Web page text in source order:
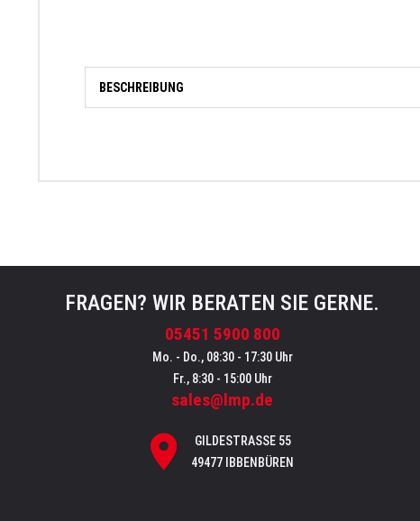
BESCHREIBUNG
FRAGEN? WIR BERATEN SIE GERNE.
05451 5900 800
Mo. - Do., 08:30 - 17:30 Uhr
Fr., 8:30 - 15:00 Uhr
sales@lmp.de
GILDESTRASSE 55
49477 IBBENBÜREN